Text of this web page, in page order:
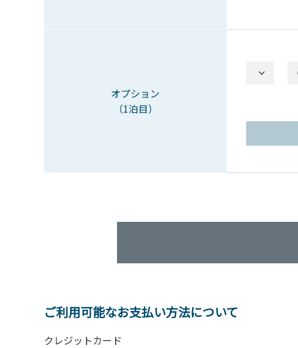
オプション
（1泊目）
ご利用可能なお支払い方法について
クレジットカード